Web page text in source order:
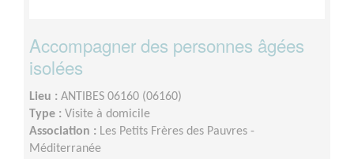
Accompagner des personnes âgées
isolées
Lieu : ANTIBES 06160 (06160)
Type : Visite à domicile
Association : Les Petits Frères des Pauvres -
Méditerranée